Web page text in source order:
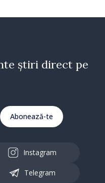
știri direct pe
Abonează-te
Instagram
Telegram